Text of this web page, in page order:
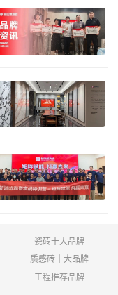
瓷砖十大品牌
质感砖十大品牌
工程推荐品牌